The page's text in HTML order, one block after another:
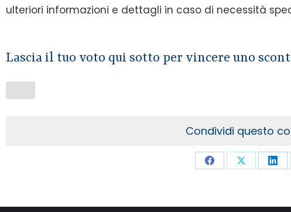
ulteriori informazioni e dettagli in caso di necessità
Lascia il tuo voto qui sotto per vincere uno
Condividi questo
Share
Facebook
Share
X